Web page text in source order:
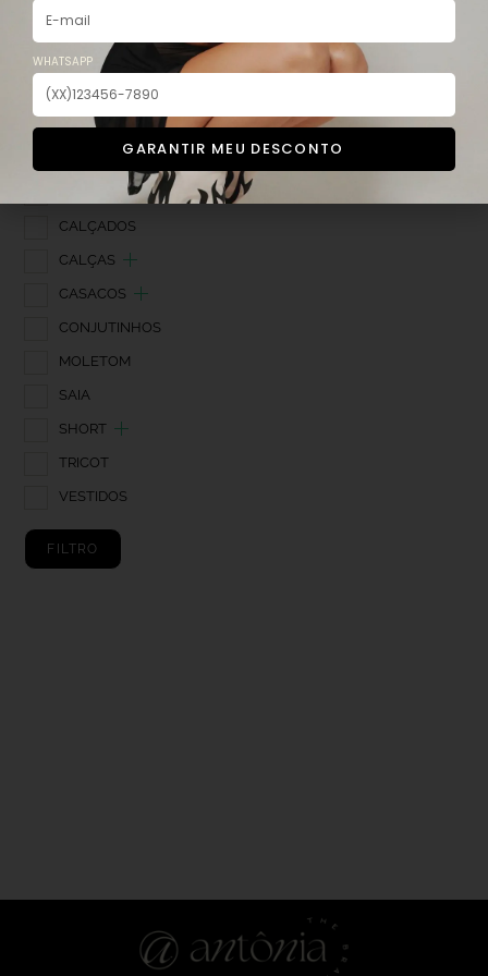
SALE
SEM CATEGORIA
NEW IN
BEST SELLER
CALÇADOS
CALÇAS
CASACOS
CONJUTINHOS
MOLETOM
SAIA
SHORT
TRICOT
VESTIDOS
FILTRO
WHATSAPP
GARANTIR MEU DESCONTO